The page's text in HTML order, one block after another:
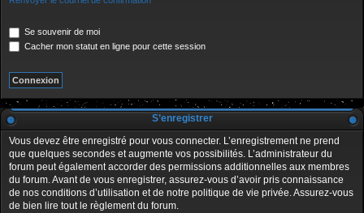
Se souvenir de moi
Cacher mon statut en ligne pour cette session
S’enregistrer
Vous devez être enregistré pour vous connecter. L’enregistrement ne prend
que quelques secondes et augmente vos possibilités. L’administrateur du
forum peut également accorder des permissions additionnelles aux membres
du forum. Avant de vous enregistrer, assurez-vous d’avoir pris connaissance
de nos conditions d’utilisation et de notre politique de vie privée. Assurez-vous
de bien lire tout le règlement du forum.